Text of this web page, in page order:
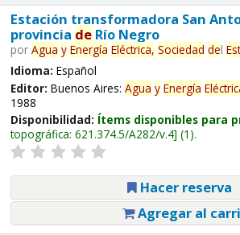
Estación transformadora San
provincia deRío Negro
por Agua y Energía Eléctrica, Sociedad del
Idioma: Español
Editor: Buenos Aires: Agua y Energía
1988
Disponibilidad: Ítems disponibles para
topográfica: 621.374.5/A282/v.4 (1).
Hacer reserva
Agregar al